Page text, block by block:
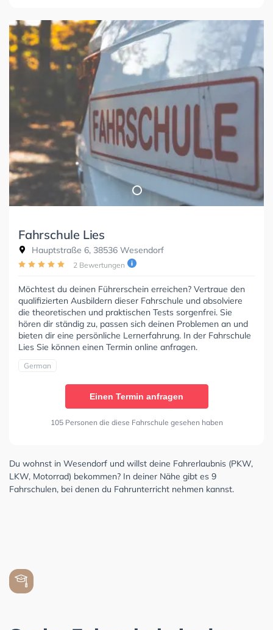
Fahrschule Lies
Hauptstraße 6, 38536 Wesendorf
2 Bewertungen
Möchtest du deinen Führerschein erreichen? Vertraue den
qualifizierten Ausbildern dieser Fahrschule und absolviere
die theoretischen und praktischen Tests sorgenfrei. Sie
hören dir ständig zu, passen sich deinen Problemen an und
bieten dir eine persönliche Lernerfahrung. In der Fahrschule
Lies Sie können einen Termin online anfragen.
German
Einen Termin anfragen
105 Personen die diese Fahrschule gesehen haben
Du wohnst in Wesendorf und willst deine Fahrerlaubnis (PKW,
LKW, Motorrad) bekommen? In deiner Nähe gibt es 9
Fahrschulen, bei denen du Fahrunterricht nehmen kannst.